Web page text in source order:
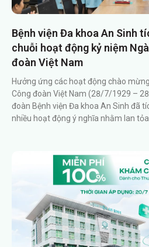
Bệnh viện Đa khoa An Sinh
chuỗi hoạt động kỷ niệm
đoàn Việt Nam
Hưởng ứng các hoạt động chào
Công đoàn Việt Nam (28/7/1929 –
đoàn Bệnh viện Đa khoa An Sinh đã
nhiều hoạt động ý nghĩa nhằm lan